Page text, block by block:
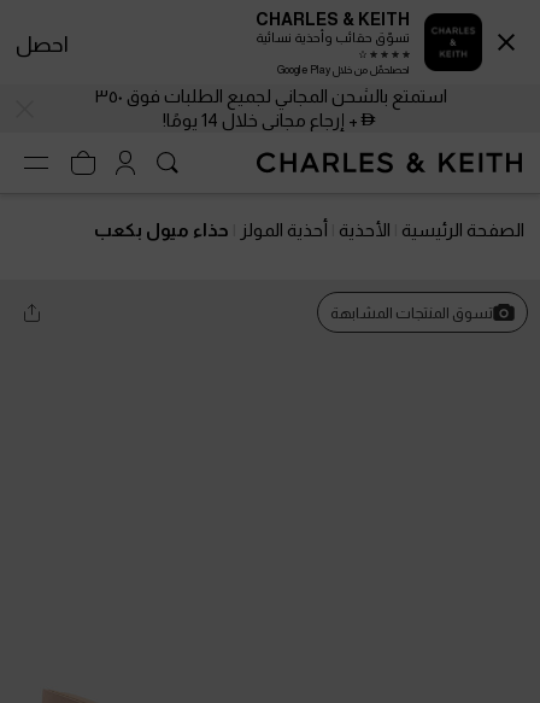
استمتع بالشحن المجاني لجميع الطلبات فوق ٣٥٠
+ إرجاع مجاني خلال 14 يومًا!
الصفحة الرئيسية الأحذية أحذية المولز حذاء ميول بكعب
تسوق المنتجات المشابهة
CHARLES & KEITH
تسوّق حقائب وأحذية نسائية
احصلحمّل من خلال Google Play
احصل